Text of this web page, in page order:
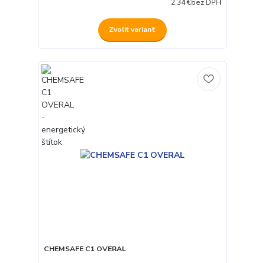
2,34 €bez DPH
Zvoliť variant
CHEMSAFE C1 OVERAL